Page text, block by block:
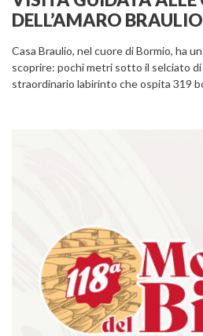
DELL’AMARO BRAULIO
Casa Braulio, nel cuore di Bormio, ha
scoprire: pochi metri sotto il selciato di
straordinario labirinto che ospita 319